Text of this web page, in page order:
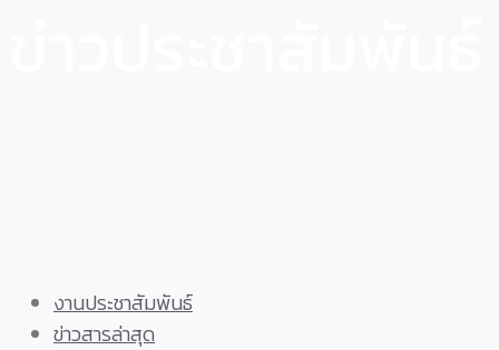
งานประชาสัมพันธ์
ข่าวสารล่าสุด